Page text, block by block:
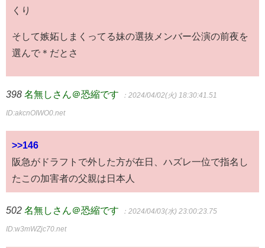
くり
そして嫉妬しまくってる妹の選抜メンバー公演の前夜を
選んで＊だとさ
398 名無しさん＠恐縮です ：2024/04/02(火) 18:30:41.51
ID:akcnOIWO0.net
>>146
阪急がドラフトで外した方が在日、ハズレ一位で指名し
たこの加害者の父親は日本人
502 名無しさん＠恐縮です ：2024/04/03(水) 23:00:23.75
ID:w3mWZjc70.net